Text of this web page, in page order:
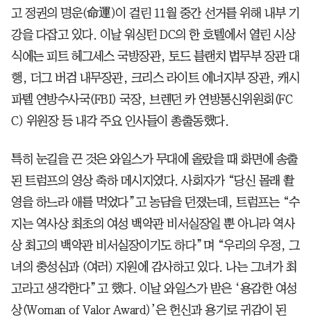
고 정권의 명운(命運)이 걸린 11월 중간 선거를 위해 내부 기
강을 다잡고 있다. 이날 워싱턴 DC의 한 호텔에서 열린 시상
식에는 피트 헤그세스 국방장관, 토드 블랜치 법무부 장관 대
행, 더그 버검 내무장관, 크리스 라이트 에너지부 장관, 캐시
파텔 연방수사국(FBI) 국장, 브렌던 카 연방통신위원회(FC
C) 위원장 등 내각 주요 인사들이 총출동했다.
특히 눈길을 끈 것은 와일스가 무대에 올랐을 때 화면에 송출
된 트럼프의 영상 축하 메시지였다. 사회자가 “당신 몰래 촬
영을 하느라 애를 먹었다”고 농담을 던졌는데, 트럼프는 “수
지는 역사상 최초의 여성 백악관 비서실장일 뿐 아니라 역사
상 최고의 백악관 비서실장이기도 하다”며 “우리의 우정, 그
녀의 충성심과 (여러) 지원에 감사하고 있다. 나는 그녀가 최
고라고 생각한다”고 했다. 이날 와일스가 받은 ‘용감한 여성
상(Woman of Valor Award)’은 헌신과 용기로 귀감이 된